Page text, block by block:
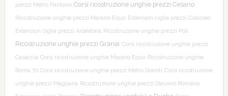
prezzi Metro Pantano Corsi ricostruzione unghie prezzi Cesano
Ricostruzione unghie prezzi Marano Equo Extension ciglia prezzi Colosseo
Extension ciglia prezzi Ardeatina Ricostruzione unghie prezzi Poli
Ricostruzione unghie prezzi Granai Corsi ricostruzione unghie prezzi
Casaccia Corsi ricostruzione unghie Marano Equo Ricostruzione unghie
Roma 70 Corsi ricostruzione unghie prezzi Metro Graniti Corsi ricostruzione
unghie prezzi Magliana Ricostruzione unghie prezzi Olevano Romano